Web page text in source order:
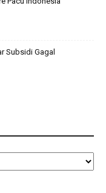
Subsidi Gagal